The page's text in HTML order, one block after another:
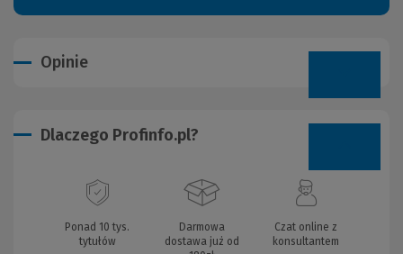
Opinie
Dlaczego Profinfo.pl?
Ponad 10 tys.
tytułów
Darmowa
dostawa już od
Czat online z
konsultantem